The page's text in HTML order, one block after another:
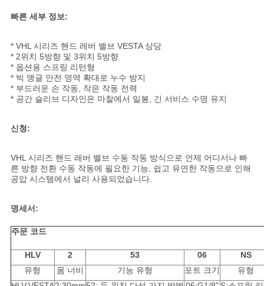
문
을
요
구
세
VR
SHOW
빠른 세부 정보:
* VHL 시리즈 핸드 레버 밸브 VESTA 상당
* 2위치 5방향 및 3위치 5방향
* 옵션용 스프링 리턴형
* 빅 앵글 안전 영역 확대로 누수 방지
* 부드러운 손 작동, 작은 작동 전력
* 공간 슬리브 디자인은 마찰에서 밀봉, 긴 서비스 수명 유지
신청:
VHL 시리즈 핸드 레버 밸브 수동 작동 방식으로 언제 어디서나 빠
른 방향 전환 수동 작동에 필요한 기능, 쉽고 유연한 작동으로 인해
공압 시스템에서 널리 사용되었습니다.
명세서:
주문 코드
HLV 2 53 06
NS
유형
몸 너비 기능 유형 포트 크기
유형